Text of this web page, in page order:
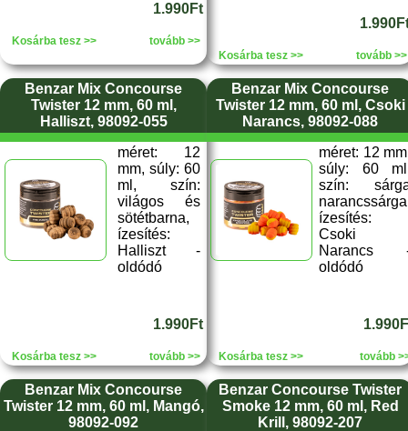
1.990Ft
Kosárba tesz >> tovább >>
Kosárba tesz >> tovább >>
Benzar Mix Concourse
Twister 12 mm, 60 ml,
Halliszt, 98092-055
méret: 12
mm, súly: 60
ml, szín:
világos és
sötétbarna,
ízesítés:
Halliszt -
oldódó
1.990Ft
Kosárba tesz >> tovább >>
Benzar Mix Concourse
Twister 12 mm, 60 ml, Csoki
Narancs, 98092-088
méret: 12
súly: 60
szín:
ízesítés:
Csoki
Narancs
oldódó
Kosárba tesz >> tovább
Benzar Mix Concourse
Twister 12 mm, 60 ml, Mangó,
98092-092
Benzar Concourse Twister
Smoke 12 mm, 60 ml, Red
Krill, 98092-207